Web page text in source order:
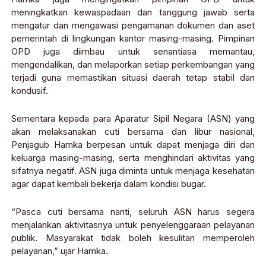
meningkatkan kewaspadaan dan tanggung jawab serta
mengatur dan mengawasi pengamanan dokumen dan aset
pemerintah di lingkungan kantor masing-masing. Pimpinan
OPD juga diimbau untuk senantiasa memantau,
mengendalikan, dan melaporkan setiap perkembangan yang
terjadi guna memastikan situasi daerah tetap stabil dan
kondusif.
Sementara kepada para Aparatur Sipil Negara (ASN) yang
akan melaksanakan cuti bersama dan libur nasional,
Penjagub Hamka berpesan untuk dapat menjaga diri dan
keluarga masing-masing, serta menghindari aktivitas yang
sifatnya negatif. ASN juga diminta untuk menjaga kesehatan
agar dapat kembali bekerja dalam kondisi bugar.
“Pasca cuti bersama nanti, seluruh ASN harus segera
menjalankan aktivitasnya untuk penyelenggaraan pelayanan
publik. Masyarakat tidak boleh kesulitan memperoleh
pelayanan,” ujar Hamka.